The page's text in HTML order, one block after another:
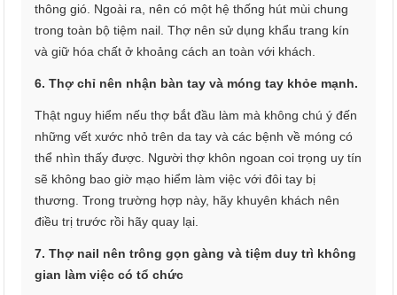
thông gió. Ngoài ra, nên có một hệ thống hút mùi chung
trong toàn bộ tiệm nail. Thợ nên sử dụng khẩu trang kín
và giữ hóa chất ở khoảng cách an toàn với khách.
6. Thợ chỉ nên nhận bàn tay và móng tay khỏe mạnh.
Thật nguy hiểm nếu thợ bắt đầu làm mà không chú ý đến
những vết xước nhỏ trên da tay và các bệnh về móng có
thể nhìn thấy được. Người thợ khôn ngoan coi trọng uy tín
sẽ không bao giờ mạo hiểm làm việc với đôi tay bị
thương. Trong trường hợp này, hãy khuyên khách nên
điều trị trước rồi hãy quay lại.
7. Thợ nail nên trông gọn gàng và tiệm duy trì không
gian làm việc có tổ chức